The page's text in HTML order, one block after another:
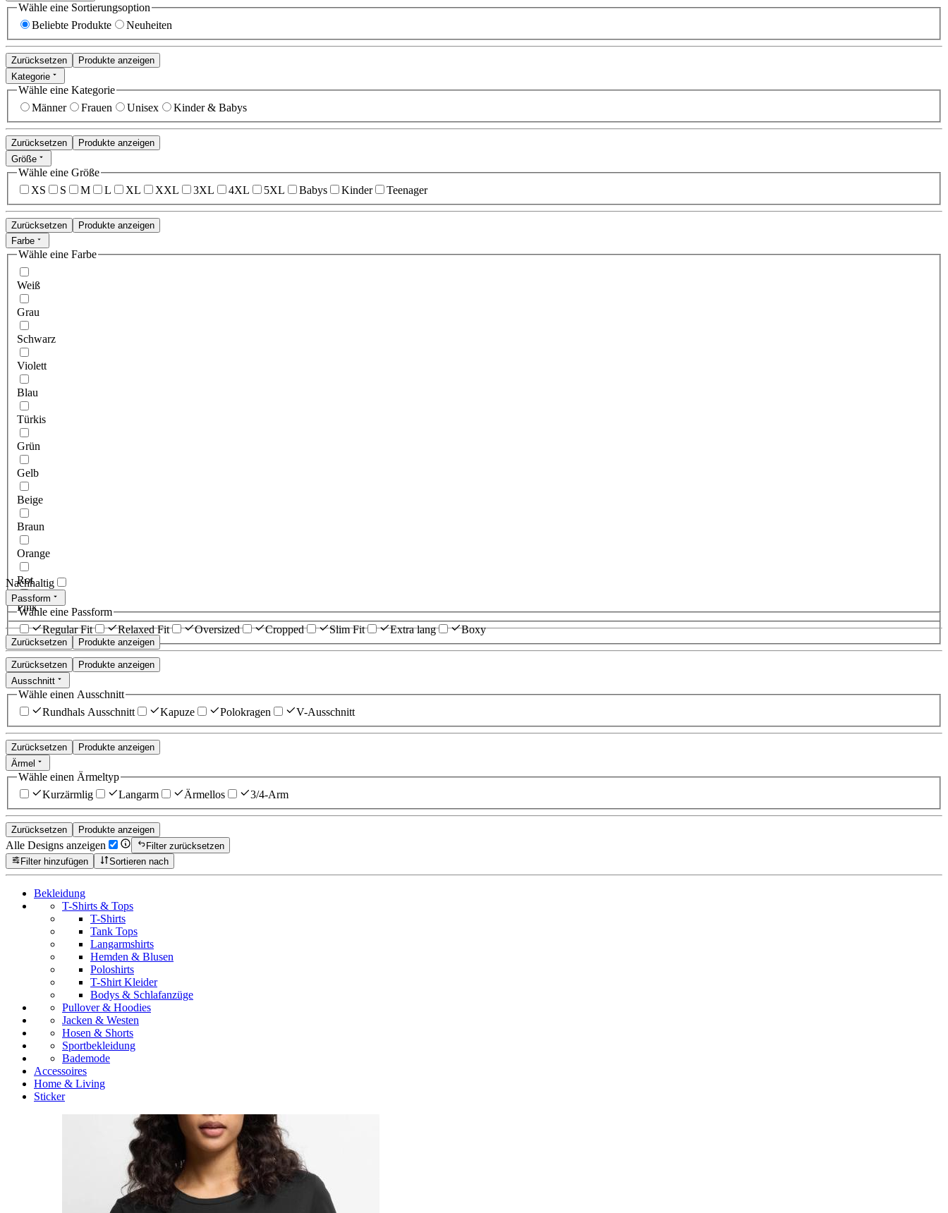
Wähle eine Sortierungsoption
Beliebte Produkte
Neuheiten
Zurücksetzen
Produkte anzeigen
Kategorie
Wähle eine Kategorie
Männer
Frauen Unisex Kinder & Babys
Zurücksetzen
Produkte anzeigen
Größe
Wähle eine Größe
XS
S M L XL XXL 3XL 4XL 5XL Babys Kinder Teenager
Zurücksetzen
Produkte anzeigen
Farbe
Wähle eine Farbe
Weiß
Grau
Schwarz
Violett
Blau
Türkis
Grün
Gelb
Beige
Braun
Orange
Rot
Pink
Zurücksetzen Produkte anzeigen
Nachhaltig
Passform
Wähle eine Passform
Regular Fit
Relaxed Fit Oversized Cropped Slim Fit Extra lang Boxy
Zurücksetzen
Produkte anzeigen
Ausschnitt
Wähle einen Ausschnitt
Rundhals Ausschnitt
Kapuze Polokragen V-Ausschnitt
Zurücksetzen
Produkte anzeigen
Ärmel
Wähle einen Ärmeltyp
Kurzärmlig
Langarm Ärmellos 3/4-Arm
Zurücksetzen Produkte anzeigen
Alle Designs anzeigen
Filter zurücksetzen
Filter hinzufügen
Sortieren nach
Bekleidung
T-Shirts & Tops
T-Shirts
Tank Tops
Langarmshirts
Hemden & Blusen
Poloshirts
T-Shirt Kleider
Bodys & Schlafanzüge
Pullover & Hoodies
Jacken & Westen
Hosen & Shorts
Sportbekleidung
Bademode
Accessoires
Home & Living
Sticker